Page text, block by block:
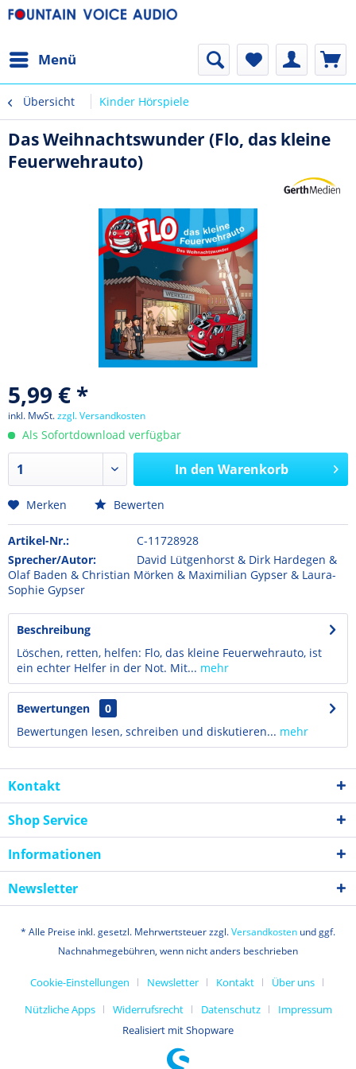
Menü
Übersicht Kinder Hörspiele
Das Weihnachtswunder (Flo, das kleine
Feuerwehrauto)
5,99 € *
inkl. MwSt.zzgl. Versandkosten
Als Sofortdownload verfügbar
In den Warenkorb
Merken Bewerten
Artikel-Nr.:
C-11728928
Sprecher/Autor:
David Lütgenhorst & Dirk Hardegen &
Olaf Baden & Christian Mörken & Maximilian Gypser & Laura-
Sophie Gypser
Beschreibung
Löschen, retten, helfen: Flo, das kleine Feuerwehrauto, ist
ein echter Helfer in der Not. Mit... mehr
Bewertungen
0
Bewertungen lesen, schreiben und diskutieren... mehr
Kontakt
Shop Service
Informationen
Newsletter
* Alle Preise inkl. gesetzl. Mehrwertsteuer zzgl.Versandkosten und ggf.
Nachnahmegebühren, wenn nicht anders beschrieben
Cookie-Einstellungen Newsletter Kontakt
Über uns
Nützliche Apps
Widerrufsrecht Datenschutz
Impressum
Realisiert mit Shopware